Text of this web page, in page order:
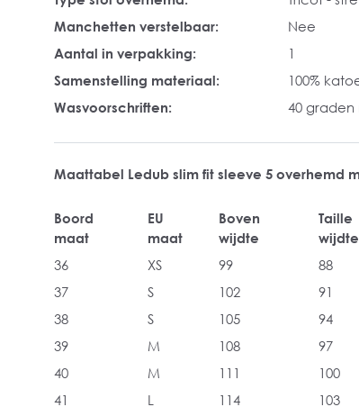
Manchetten verstelbaar:
Nee
Aantal in verpakking:
1
Samenstelling materiaal:
100%
Wasvoorschriften:
40 graden
Maattabel Ledub slim fit sleeve 5 overhemd
Boord
maat
EU
maat
Boven
wijdte
Taille
wijdte
36
XS 99 88
37
S 102 91
38
S 105 94
39
M 108 97
40
M 111 100
41
L 114 103